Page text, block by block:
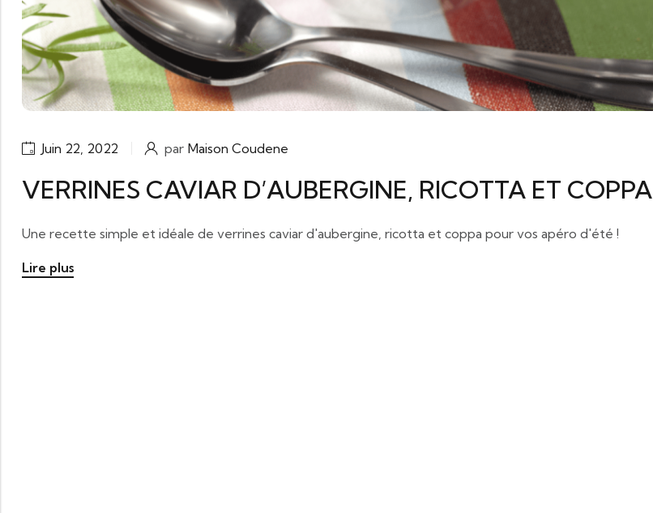
Juin 22, 2022 par Maison Coudene
VERRINES CAVIAR D’AUBERGINE, RICOTTA ET COPPA
Une recette simple et idéale de verrines caviar d'aubergine, ricotta et coppa pour vos apéro d'été !
Lire plus